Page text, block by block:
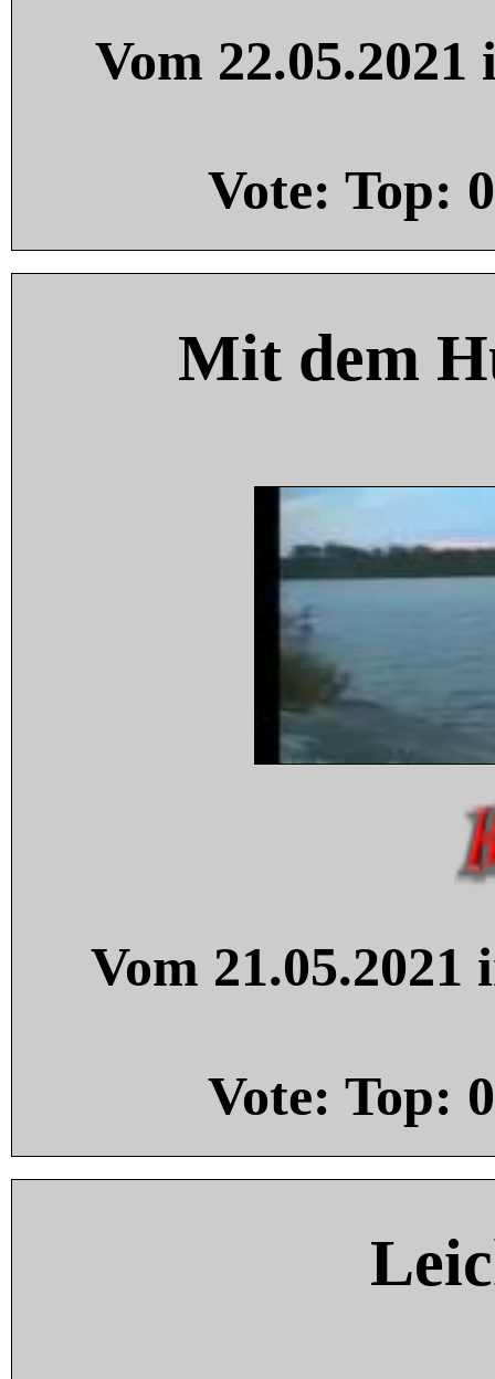
Vom
Vote: Top: 0
Mit dem
Vom
Vote: Top: 0